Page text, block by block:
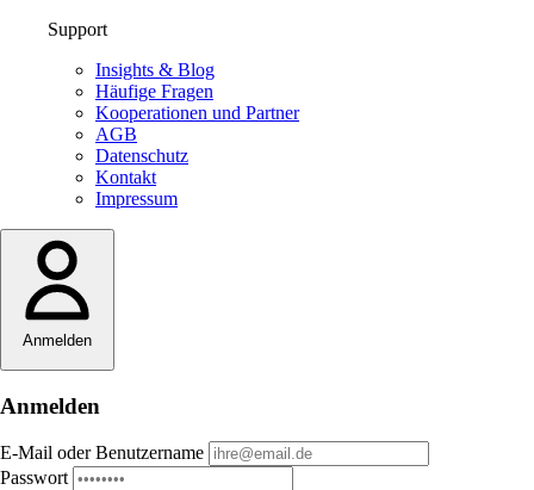
Support
Insights & Blog
Häufige Fragen
Kooperationen und Partner
AGB
Datenschutz
Kontakt
Impressum
Anmelden
Anmelden
E-Mail oder Benutzername
Passwort